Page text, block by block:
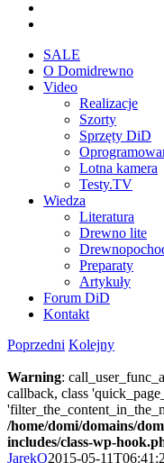
SALE
O Domidrewno
Video
Realizacje
Szorty
Sprzęty DiD
Lotna kamera
Testy.TV
Wiedza
Literatura
Drewno lite
Preparaty
Artykuły
Forum DiD
Kontakt
Poprzedni Kolejny
Warning:
callback, class
/home/domi/domains/
includes/class-wp-
JarekO2015-05-